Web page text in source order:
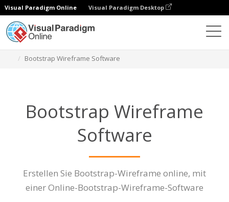
Visual Paradigm Online Visual Paradigm Desktop
Bootstrap Wireframe Software
Bootstrap Wireframe
Software
Erstellen Sie Bootstrap-Wireframe online, mit
einer Online-Bootstrap-Wireframe-Software